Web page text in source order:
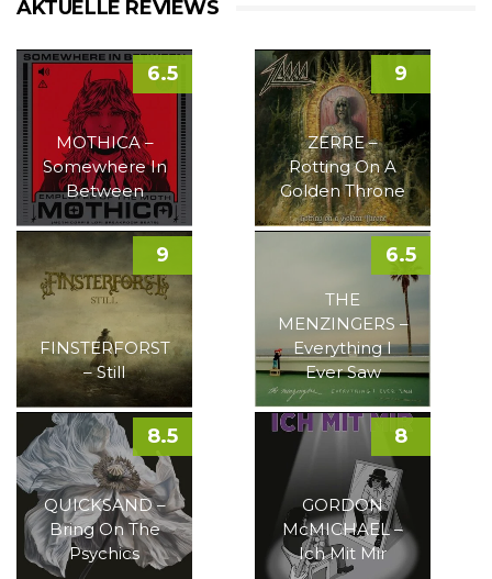
AKTUELLE REVIEWS
MOTHICA –
Somewhere In
Between
6.5
ZERRE –
Rotting On A
Golden Throne
9
FINSTERFORST
– Still
9
THE
MENZINGERS –
Everything I
Ever Saw
6.5
QUICKSAND –
Bring On The
Psychics
8.5
GORDON
McMICHAEL –
Ich Mit Mir
8